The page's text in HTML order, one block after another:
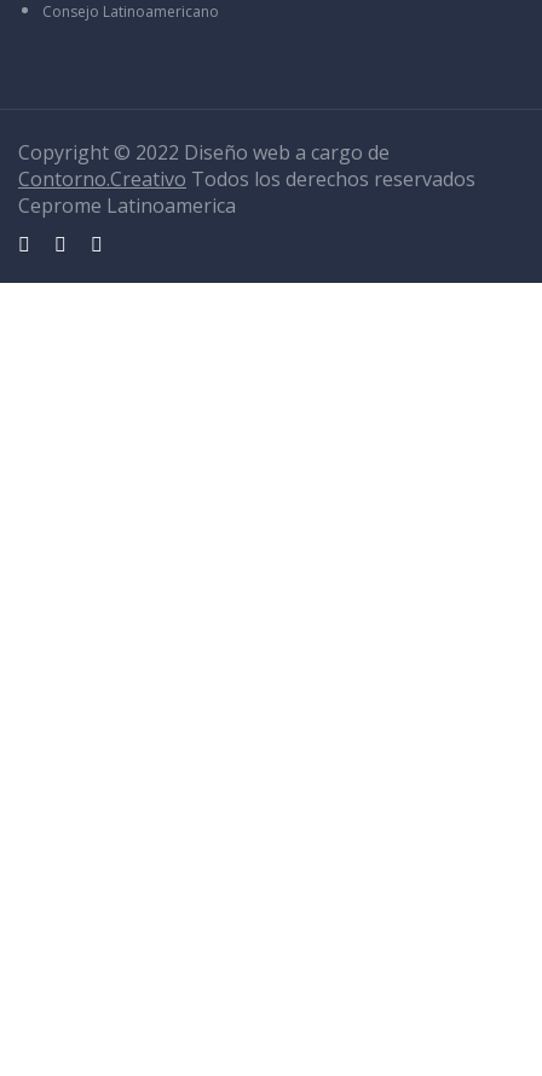
Consejo Latinoamericano
Copyright © 2022 Diseño web a cargo de
Contorno.Creativo Todos los derechos reservados
Ceprome Latinoamerica